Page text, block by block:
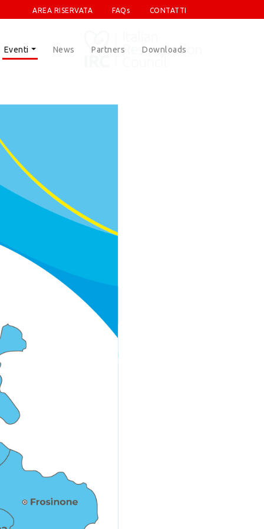
AREA RISERVATA FAQs CONTATTI
Eventi News Partners Downloads